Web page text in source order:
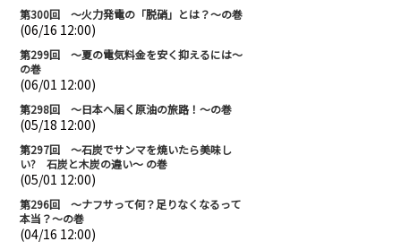
第300回 ～火力発電の「脱硝」とは？～の巻
(06/16 12:00)
第299回 ～夏の電気料金を安く抑えるには～
の巻
(06/01 12:00)
第298回 ～日本へ届く原油の旅路！～の巻
(05/18 12:00)
第297回 ～石炭でサンマを焼いたら美味し
い? 石炭と木炭の違い～ の巻
(05/01 12:00)
第296回 ～ナフサって何？足りなくなるって
本当？～の巻
(04/16 12:00)